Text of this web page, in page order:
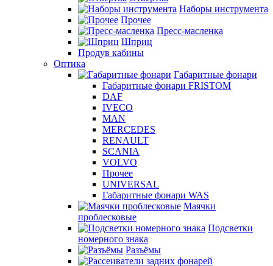
Наборы инструмента
Прочее
Пресс-масленка
Шприц
Продув кабины
Оптика
Габаритные фонари
Габаритные фонари FRISTOM
DAF
IVECO
MAN
MERCEDES
RENAULT
SCANIA
VOLVO
Прочее
UNIVERSAL
Габаритные фонари WAS
Маячки
проблесковые
Подсветки
номерного знака
Разъёмы